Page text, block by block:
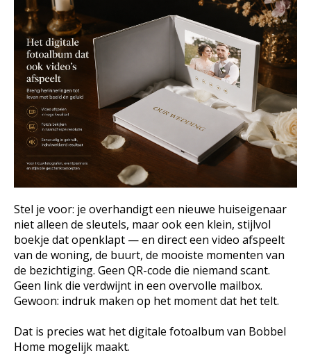
Stel je voor: je overhandigt een nieuwe huiseigenaar
niet alleen de sleutels, maar ook een klein, stijlvol
boekje dat openklapt — en direct een video afspeelt
van de woning, de buurt, de mooiste momenten van
de bezichtiging. Geen QR-code die niemand scant.
Geen link die verdwijnt in een overvolle mailbox.
Gewoon: indruk maken op het moment dat het telt.
Dat is precies wat het digitale fotoalbum van Bobbel
Home mogelijk maakt.